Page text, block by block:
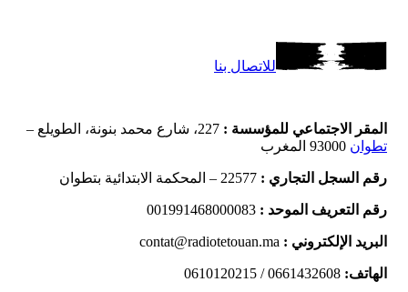
للاتصال بنا
المقر الاجتماعي للمؤسسة :227، شارع محمد بنونة، الطويلع –
تطوان93000 المغرب
رقم السجل التجاري :22577 – المحكمة الابتدائية بتطوان
رقم التعريف الموحد :001991468000083
البريد الإلكتروني :contat@radiotetouan.ma
الهاتف:0661432608 / 0610120215